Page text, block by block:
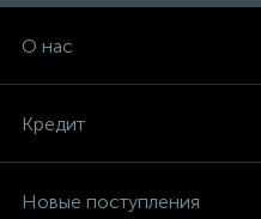
О нас
Кредит
Новые поступления